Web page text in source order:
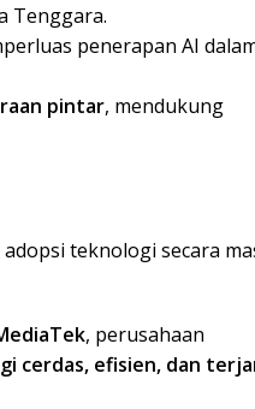
Tenggara.
penerapan AI
pintar, mendukung
teknologi secara
, perusahaan
cerdas, efisien, dan